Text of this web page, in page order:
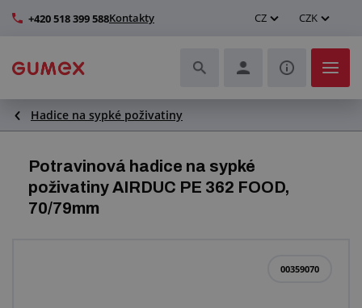
+420 518 399 588Kontakty CZ CZK
Hadice a jejich kompletace
Profily a výroba těsnění
Technické plasty
Hadice na sypké poživatiny
Potravinová hadice na sypké
poživatiny AIRDUC PE 362 FOOD,
70/79mm
00359070